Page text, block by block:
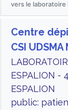
vers le laboratoire
Centre
CSI UDSMA
ESPALION -
ESPALION
public: